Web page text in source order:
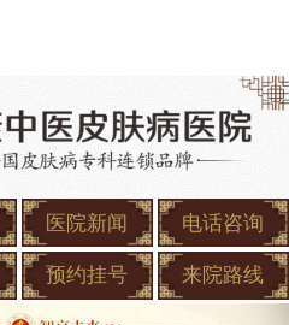
医院新闻 电话咨询
预约挂号 来院路线